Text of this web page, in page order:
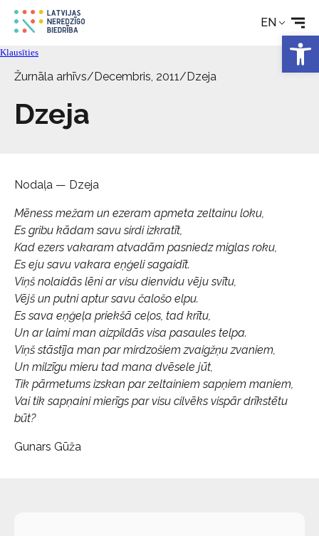
EN
Rehabilitation
Technical aids
News
About the Society
Contact
Klausīties
Žurnāla arhīvs/Decembris, 2011/Dzeja
Dzeja
Nodaļa — Dzeja
Mēness mežam un ezeram apmeta zeltainu loku,
Es gribu kādam savu sirdi izkratīt,
Kad ezers vakaram atvadām pasniedz miglas roku,
Es eju savu vakara eņģeli sagaidīt.
Viņš nolaidās lēni ar visu dienvidu vēju svītu,
Vējš un putni aptur savu čalošo elpu.
Es sava eņģeļa priekšā ceļos, tad krītu,
Un ar laimi man aizpildās visa pasaules telpa.
Viņš stāstīja man par mirdzošiem zvaigžņu zvaniem,
Un milzīgu mieru tad mana dvēsele jūt,
Tik pārmetums izskan par zeltainiem sapņiem maniem,
Vai tik sapņaini mierīgs par visu cilvēks vispār drīkstētu
būt?
Gunars Gūža